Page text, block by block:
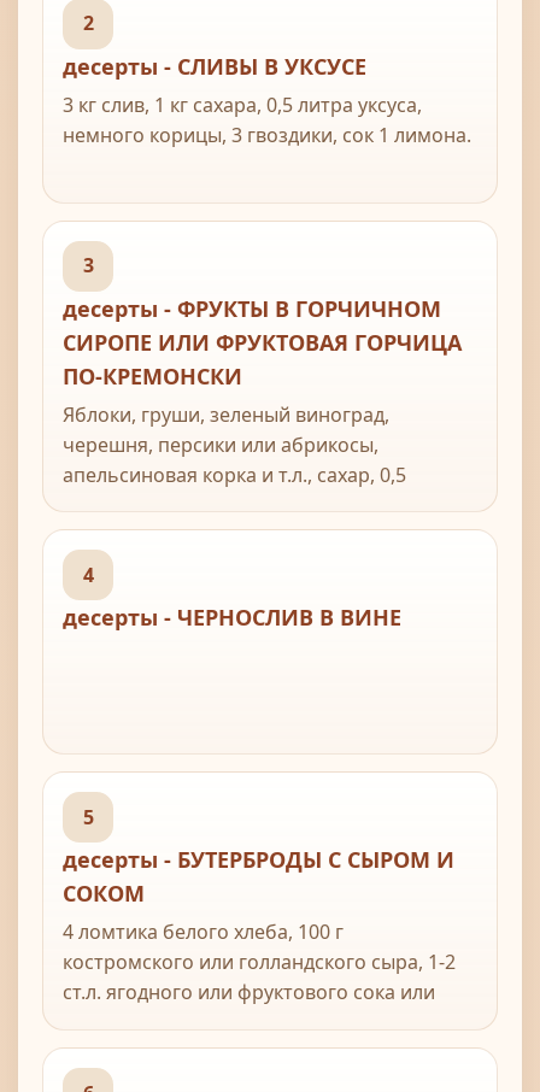
2
десерты - СЛИВЫ В УКСУСЕ
3 кг слив, 1 кг сахара, 0,5 литра уксуса,
немного корицы, 3 гвоздики, сок 1 лимона.
3
десерты - ФРУКТЫ В ГОРЧИЧНОМ
СИРОПЕ ИЛИ ФРУКТОВАЯ ГОРЧИЦА
ПО-КРЕМОНСКИ
Яблоки, груши, зеленый виноград,
черешня, персики или абрикосы,
апельсиновая корка и т.л., сахар, 0,5
стакана белого вина, горчица.
4
десерты - ЧЕРНОСЛИВ В ВИНЕ
5
десерты - БУТЕРБРОДЫ С СЫРОМ И
СОКОМ
4 ломтика белого хлеба, 100 г
костромского или голландского сыра, 1-2
ст.л. ягодного или фруктового сока или